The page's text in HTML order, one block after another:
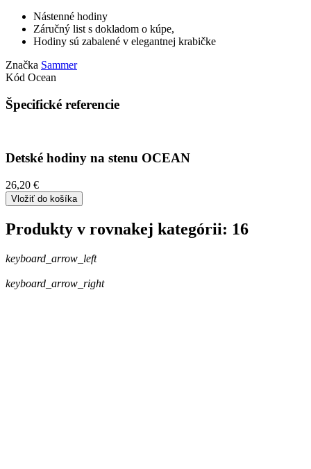
Nástenné hodiny
Záručný list s dokladom o kúpe,
Hodiny sú zabalené v elegantnej krabičke
Značka Sammer
Kód Ocean
Špecifické referencie
Detské hodiny na stenu OCEAN
26,20 €
Vložiť do košíka
Produkty v rovnakej kategórii: 16
keyboard_arrow_left
keyboard_arrow_right